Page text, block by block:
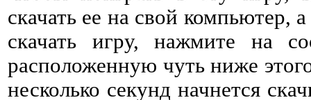
скачать ее на свой компьютер,
скачать игру, нажмите на
расположенную чуть ниже
несколько секунд начнется